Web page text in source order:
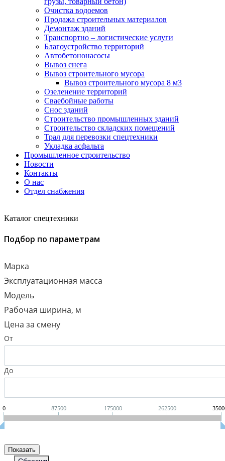
Очистка водоемов
Продажа строительных материалов
Демонтаж зданий
Транспортно – логистические услуги
Благоустройство территорий
Автобетононасосы
Вывоз снега
Вывоз строительного мусора
Вывоз строительного мусора 8 м3
Озеленение территорий
Сваебойные работы
Снос зданий
Строительство промышленных зданий
Строительство складских помещений
Трал для перевозки спецтехники
Укладка асфальта
Промышленное строительство
Новости
Контакты
О нас
Отдел снабжения
Каталог спецтехники
Подбор по параметрам
Марка
Эксплуатационная масса
Модель
Рабочая ширина, м
Цена за смену
От
До
0 87500 175000 262500